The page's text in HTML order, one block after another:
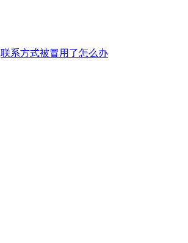
联系方式被冒用了怎么办